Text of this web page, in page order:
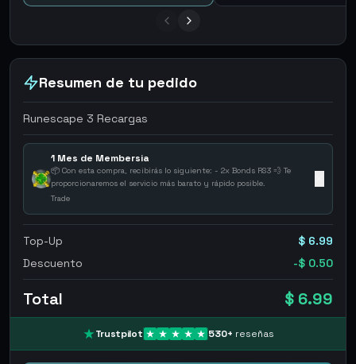
Resumen de tu pedido
Runescape 3 Recargas
1 Mes de Membersia
📦 Con esta compra, recibirás lo siguiente: - 2x Bonds RS3 💨 Te
proporcionaremos el servicio más barato y rápido posible.
Trade
Top-Up
$ 6.99
Descuento
-$ 0.50
Total $ 6.99
Trustpilot 530+ reseñas